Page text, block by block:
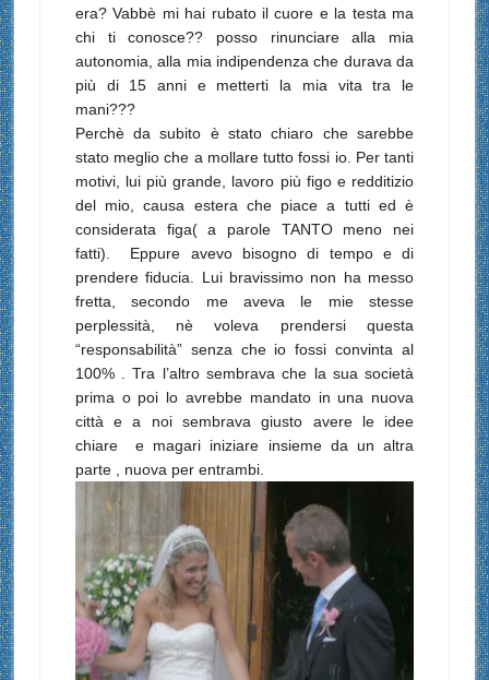
era? Vabbè mi hai rubato il cuore e la testa ma
chi ti conosce?? posso rinunciare alla mia
autonomia, alla mia indipendenza che durava da
più di 15 anni e metterti la mia vita tra le
mani???
Perchè da subito è stato chiaro che sarebbe
stato meglio che a mollare tutto fossi io. Per tanti
motivi, lui più grande, lavoro più figo e redditizio
del mio, causa estera che piace a tutti ed è
considerata figa( a parole TANTO meno nei
fatti). Eppure avevo bisogno di tempo e di
prendere fiducia. Lui bravissimo non ha messo
fretta, secondo me aveva le mie stesse
perplessità, nè voleva prendersi questa
“responsabilità” senza che io fossi convinta al
100% . Tra l’altro sembrava che la sua società
prima o poi lo avrebbe mandato in una nuova
città e a noi sembrava giusto avere le idee
chiare e magari iniziare insieme da un altra
parte , nuova per entrambi.